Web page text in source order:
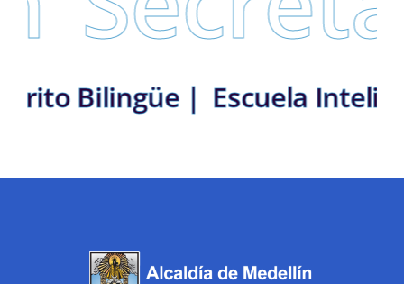
Escuela
Distrito Bilingüe |